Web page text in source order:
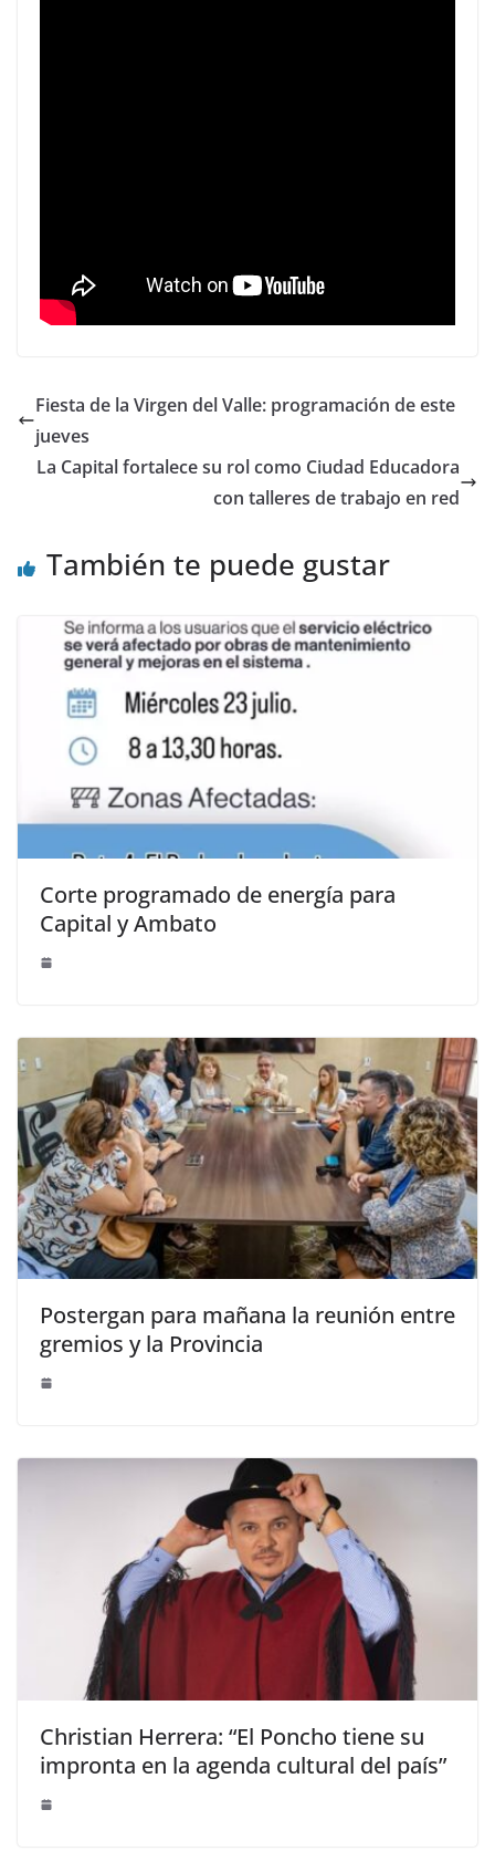
Fiesta de la Virgen del Valle: programación de este
jueves
La Capital fortalece su rol como Ciudad Educadora
con talleres de trabajo en red
También te puede gustar
Corte programado de energía para
Capital y Ambato
Postergan para mañana la reunión entre
gremios y la Provincia
Christian Herrera: “El Poncho tiene su
impronta en la agenda cultural del país”